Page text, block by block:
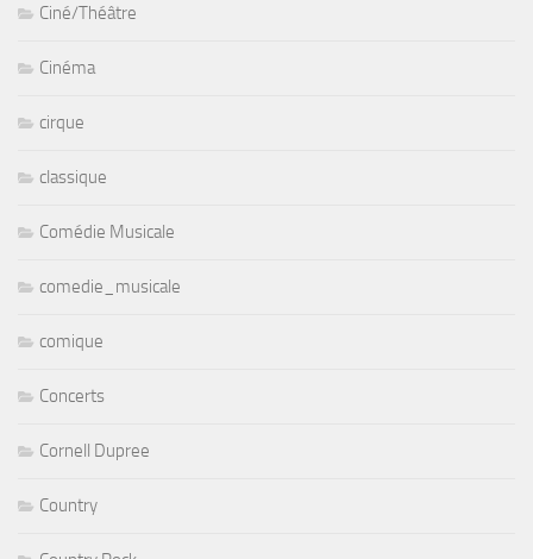
Ciné/Théâtre
Cinéma
cirque
classique
Comédie Musicale
comedie_musicale
comique
Concerts
Cornell Dupree
Country